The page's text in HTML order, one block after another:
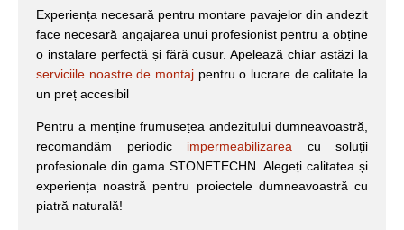
Experiența necesară pentru montare pavajelor din andezit
face necesară angajarea unui profesionist pentru a obține
o instalare perfectă și fără cusur. Apelează chiar astăzi la
serviciile noastre de montaj pentru o lucrare de calitate la
un preț accesibil
Pentru a menține frumusețea andezitului dumneavoastră,
recomandăm periodic impermeabilizarea cu soluții
profesionale din gama STONETECHN. Alegeți calitatea și
experiența noastră pentru proiectele dumneavoastră cu
piatră naturală!